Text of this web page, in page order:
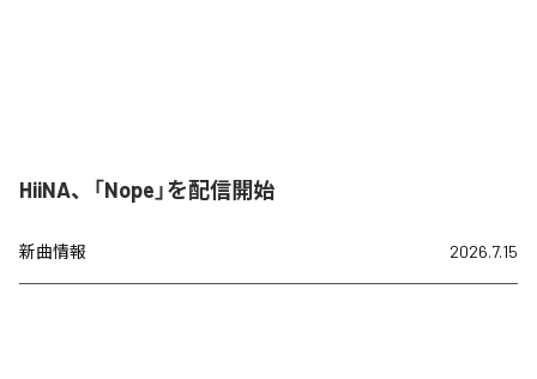
HiiNA、「Nope」を配信開始
新曲情報 2026.7.15